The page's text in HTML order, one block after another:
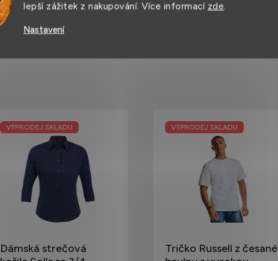
lepší zážitek z nakupování. Více informací zde.
Nastavení
VÝPRODEJ SKLADU
Dámská strečová
VÝPRODEJ SKLADU
Tričko Russell z česané